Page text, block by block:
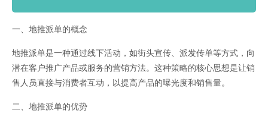
一、地推派单的概念
地推派单是一种通过线下活动，如街头宣传、派发传单等方式，向
潜在客户推广产品或服务的营销方法。这种策略的核心思想是让销
售人员直接与消费者互动，以提高产品的曝光度和销售量。
二、地推派单的优势